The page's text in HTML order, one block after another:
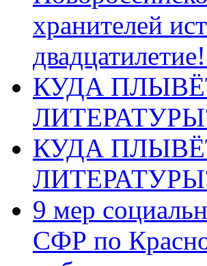
хранителей
КУДА
КУДА
9 мер
СФР по